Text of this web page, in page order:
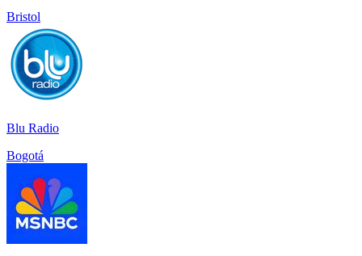
Bristol
Blu Radio
Bogotá